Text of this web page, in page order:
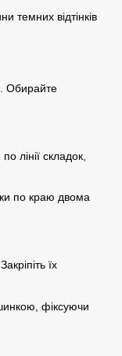
темних відтінків
Обирайте
лінії складок,
по краю двома
їх
фіксуючи